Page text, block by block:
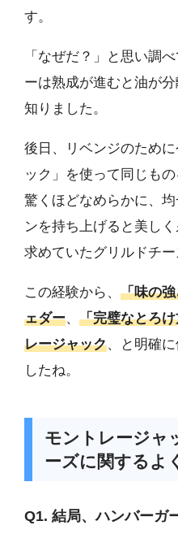
す。
「なぜだ？」と思い調
ーは熟成が進むと油が
知りました。
後日、リベンジのため
ック」を使って同じも
驚くほどなめらかに、
ンを持ち上げると美し
求めていたグリルドチー
この経験から、 「味の
ェダー、 「完璧なとろ
レージャック、と明確
したね。
モントレージャ
ーズに関するよ
Q1. 結局、ハンバーガ